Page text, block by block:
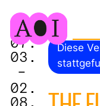
Diese
07.
03.
–
02.
08.